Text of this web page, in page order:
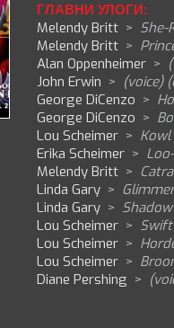
ГЛАВНИ УЛОГИ:
Melendy Britt > She-
Melendy Britt >
Alan Oppenheimer >
John Erwin > (voice)
George DiCenzo >
George DiCenzo >
Lou Scheimer > Kowl
Erika Scheimer >
Melendy Britt > Catra
Linda Gary > Glimmer
Linda Gary >
Lou Scheimer >
Lou Scheimer >
Lou Scheimer >
Diane Pershing >